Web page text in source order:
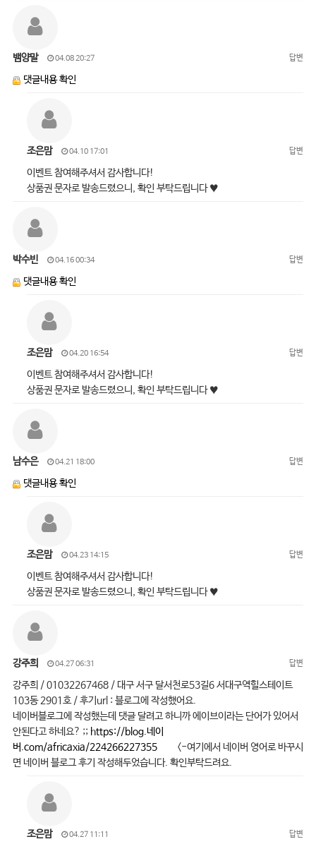
뱀양말 04.08 20:27 답변
댓글내용 확인
조은맘 04.10 17:01 답변
이벤트 참여해주셔서 감사합니다!
상품권 문자로 발송드렸으니, 확인 부탁드립니다 ♥
박수빈 04.16 00:34 답변
댓글내용 확인
조은맘 04.20 16:54 답변
이벤트 참여해주셔서 감사합니다!
상품권 문자로 발송드렸으니, 확인 부탁드립니다 ♥
남수은 04.21 18:00 답변
댓글내용 확인
조은맘 04.23 14:15 답변
이벤트 참여해주셔서 감사합니다!
상품권 문자로 발송드렸으니, 확인 부탁드립니다 ♥
강주희 04.27 06:31 답변
강주희 / 01032267468 / 대구 서구 달서천로53길6 서대구역힐스테이트
103동 2901호 / 후기url : 블로그에 작성했어요.
네이버블로그에 작성했는데 댓글 달려고 하니까 에이브이라는 단어가 있어서
안된다고 하네요? ;; https://blog.네이
버.com/africaxia/224266227355<-여기에서 네이버 영어로 바꾸시
면 네이버 블로그 후기 작성해두었습니다. 확인부탁드려요.
조은맘 04.27 11:11 답변